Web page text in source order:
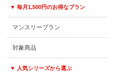
▼ 毎月1,500円のお得なプラン
マンスリープラン
対象商品
▼ 人気シリーズから選ぶ